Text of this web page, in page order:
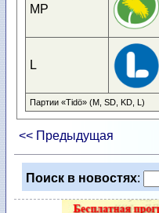
MP
L
Партии «Tidö» (M, SD, KD, L)
<< Предыдущая
Поиск в новостях: